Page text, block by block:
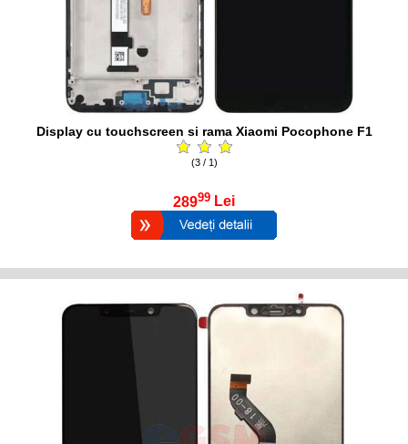
Display cu touchscreen si rama Xiaomi Pocophone F1
(3 / 1)
28999 Lei